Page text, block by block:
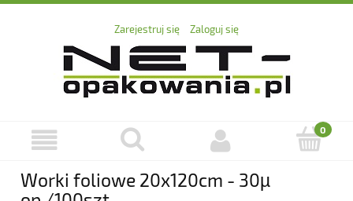
Zarejestruj się Zaloguj się
Worki foliowe 20x120cm - 30µ